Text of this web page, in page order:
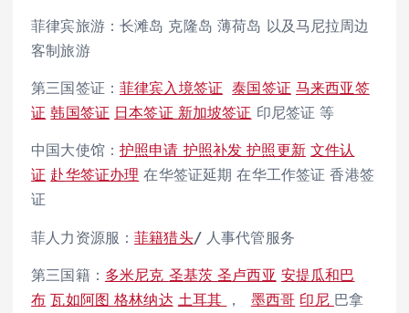
菲律宾旅游：长滩岛 克隆岛 薄荷岛 以及马尼拉周边
客制旅游
第三国签证： 菲律宾入境签证 泰国签证 马来西亚签
证 韩国签证 日本签证 新加坡签证 印尼签证 等
中国大使馆： 护照申请 护照补发 护照更新 文件认
证 赴华签证办理 在华签证延期 在华工作签证 香港签
证
菲人力资源服：菲籍猎头/ 人事代管服务
第三国籍： 多米尼克 圣基茨圣卢西亚 安提瓜和巴
布 瓦如阿图格林纳达 土耳其 ， 墨西哥 印尼 巴拿